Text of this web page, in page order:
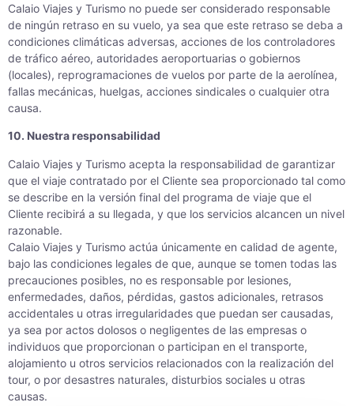
Calaio Viajes y Turismo no puede ser considerado responsable
de ningún retraso en su vuelo, ya sea que este retraso se deba a
condiciones climáticas adversas, acciones de los controladores
de tráfico aéreo, autoridades aeroportuarias o gobiernos
(locales), reprogramaciones de vuelos por parte de la aerolínea,
fallas mecánicas, huelgas, acciones sindicales o cualquier otra
causa.
10. Nuestra responsabilidad
Calaio Viajes y Turismo acepta la responsabilidad de garantizar
que el viaje contratado por el Cliente sea proporcionado tal como
se describe en la versión final del programa de viaje que el
Cliente recibirá a su llegada, y que los servicios alcancen un nivel
razonable.
Calaio Viajes y Turismo actúa únicamente en calidad de agente,
bajo las condiciones legales de que, aunque se tomen todas las
precauciones posibles, no es responsable por lesiones,
enfermedades, daños, pérdidas, gastos adicionales, retrasos
accidentales u otras irregularidades que puedan ser causadas,
ya sea por actos dolosos o negligentes de las empresas o
individuos que proporcionan o participan en el transporte,
alojamiento u otros servicios relacionados con la realización del
tour, o por desastres naturales, disturbios sociales u otras
causas.